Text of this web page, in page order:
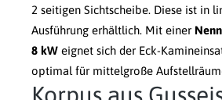
2 seitigen Sichtscheibe. Diese ist in
Ausführung erhältlich. Mit einer
8 kW eignet sich der Eck-
optimal für mittelgroße